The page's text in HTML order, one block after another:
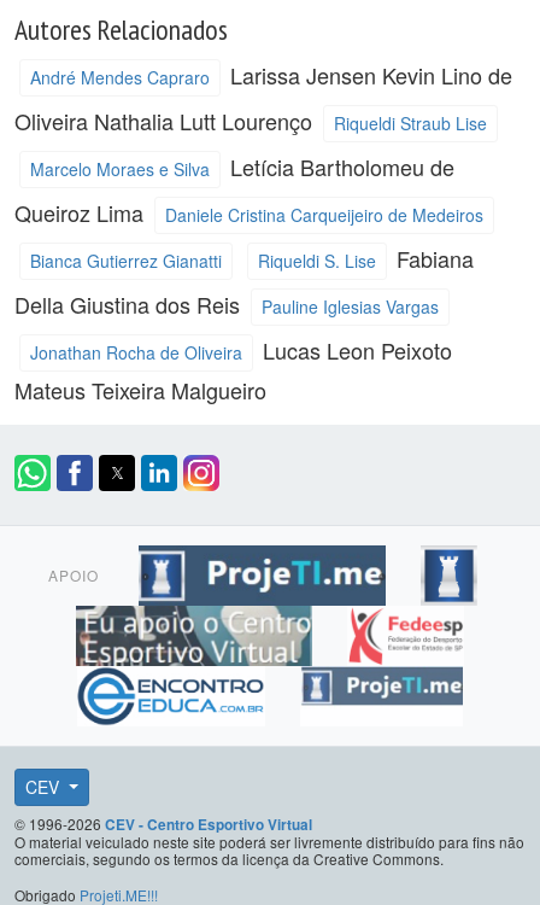
Autores Relacionados
André Mendes Capraro Larissa Jensen Kevin Lino de
Oliveira Nathalia Lutt Lourenço
Riqueldi Straub Lise
Marcelo Moraes e Silva
Letícia Bartholomeu de
Queiroz Lima
Daniele Cristina Carqueijeiro de Medeiros
Bianca Gutierrez Gianatti
Riqueldi S. Lise
Fabiana
Della Giustina dos Reis
Pauline Iglesias Vargas
Jonathan Rocha de Oliveira
Lucas Leon Peixoto
Mateus Teixeira Malgueiro
APOIO
CEV
© 1996-2026 CEV - Centro Esportivo Virtual
O material veiculado neste site poderá ser livremente distribuído para fins não
comerciais, segundo os termos da licença da Creative Commons.
Obrigado Projeti.ME!!!